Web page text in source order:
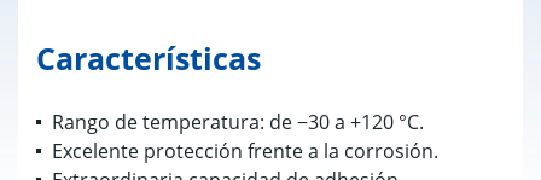
Características
Rango de temperatura: de −30 a +120 °C.
Excelente protección frente a la corrosión.